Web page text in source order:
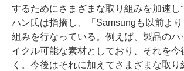
するためにさまざまな取り組みを加速し
ハン氏は指摘し、「Samsungも以前よ
組みを行なっている。例えば、製品のパ
イクル可能な素材としており、それを今
く。今後はそれに加えてさまざまな取り